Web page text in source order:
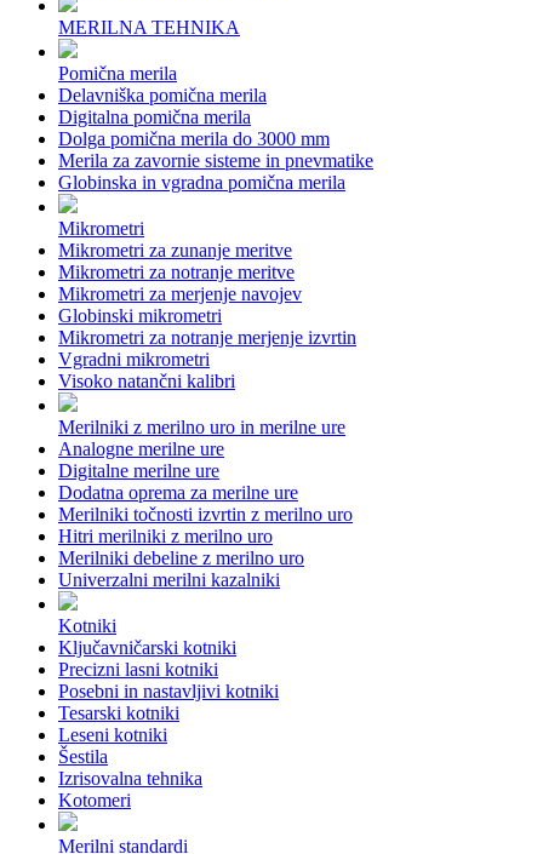
MERILNA TEHNIKA
Pomična merila
Delavniška pomična merila
Digitalna pomična merila
Dolga pomična merila do 3000 mm
Merila za zavornie sisteme in pnevmatike
Globinska in vgradna pomična merila
Mikrometri
Mikrometri za zunanje meritve
Mikrometri za notranje meritve
Mikrometri za merjenje navojev
Globinski mikrometri
Mikrometri za notranje merjenje izvrtin
Vgradni mikrometri
Visoko natančni kalibri
Merilniki z merilno uro in merilne ure
Analogne merilne ure
Digitalne merilne ure
Dodatna oprema za merilne ure
Merilniki točnosti izvrtin z merilno uro
Hitri merilniki z merilno uro
Merilniki debeline z merilno uro
Univerzalni merilni kazalniki
Kotniki
Ključavničarski kotniki
Precizni lasni kotniki
Posebni in nastavljivi kotniki
Tesarski kotniki
Leseni kotniki
Šestila
Izrisovalna tehnika
Kotomeri
Merilni standardi